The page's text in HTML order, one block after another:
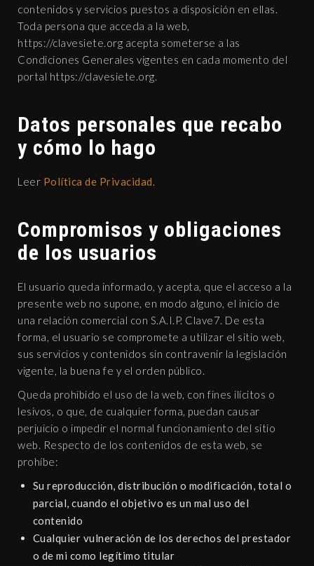
contenidos y servicios puestos a disposición en ellas.
Toda persona que acceda a la web,
https://clavesiete.org acepta someterse a las
Condiciones Generales vigentes en cada momento del
portal https://clavesiete.org.
Datos personales que recabo
y cómo lo hago
Leer Política de Privacidad.
Compromisos y obligaciones
de los usuarios
El usuario queda informado, y acepta, que el acceso a la
presente web no supone, en modo alguno, el inicio de
una relación comercial con S.A.I.P. Clave7. De esta
forma, el usuario se compromete a utilizar el sitio web,
sus servicios y contenidos sin contravenir la legislación
vigente, la buena fe y el orden público.
Queda prohibido el uso de la web, con fines ilícitos o
lesivos, o que, de cualquier forma, puedan causar
perjuicio o impedir el normal funcionamiento del sitio
web. Respecto de los contenidos de esta web, se
prohíbe:
Su reproducción, distribución o modificación, total o
parcial, cuando el objetivo es un mal uso del
contenido
Cualquier vulneración de los derechos del prestador
o de mi como legítimo titular